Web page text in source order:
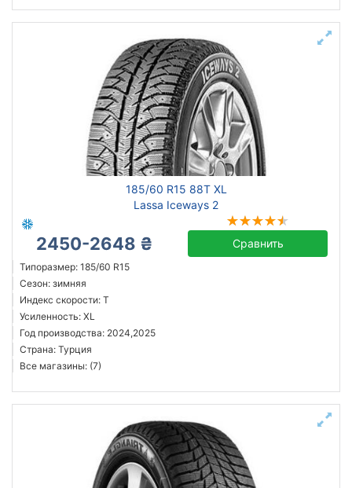
185/60 R15 88T XL
Lassa Iceways 2
2450-2648 ₴ Сравнить
Типоразмер: 185/60 R15
Сезон: зимняя
Индекс скорости: T
Усиленность: XL
Год производства: 2024,2025
Страна: Турция
Все магазины: (7)